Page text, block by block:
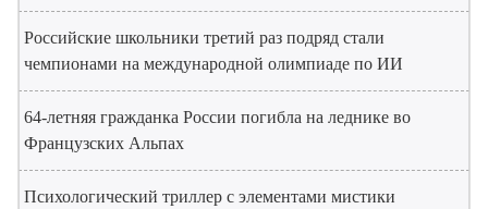
Российские школьники третий раз подряд стали
чемпионами на международной олимпиаде по ИИ
64-летняя гражданка России погибла на леднике во
Французских Альпах
Психологический триллер с элементами мистики